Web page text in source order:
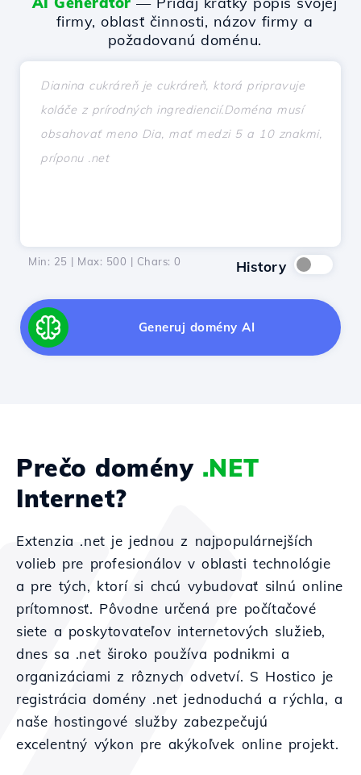
firmy, oblasť činnosti, názov firmy a
požadovanú doménu.
Min: 25 | Max: 500 | Chars: 0 History
Generuj domény AI
Prečo domény .NET
Internet?
Extenzia .net je jednou z najpopulárnejších
volieb pre profesionálov v oblasti technológie
a pre tých, ktorí si chcú vybudovať silnú online
prítomnosť. Pôvodne určená pre počítačové
siete a poskytovateľov internetových služieb,
dnes sa .net široko používa podnikmi a
organizáciami z rôznych odvetví. S Hostico je
registrácia domény .net jednoduchá a rýchla, a
naše hostingové služby zabezpečujú
excelentný výkon pre akýkoľvek online projekt.